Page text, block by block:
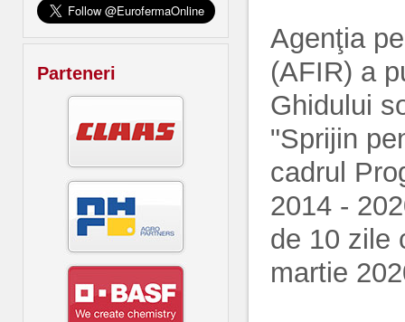
Parteneri
Agenţia
(AFIR) a
Ghidului
"Sprijin
cadrul
2014 -
de 10 zile
martie